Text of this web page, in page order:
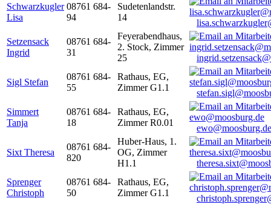
Schwarzkugler
Lisa
08761 684-
94
Sudetenlandstr.
14
Setzensack
Ingrid
08761 684-
31
Feyerabendhaus,
2. Stock, Zimmer
25
Sigl Stefan
08761 684-
55
Rathaus, EG,
Zimmer G1.1
Simmert
Tanja
08761 684-
18
Rathaus, EG,
Zimmer R0.01
ewo@moosburg.de
Sixt Theresa
08761 684-
820
Huber-Haus, 1.
OG, Zimmer
H1.1
Sprenger
Christoph
08761 684-
50
Rathaus, EG,
Zimmer G1.1